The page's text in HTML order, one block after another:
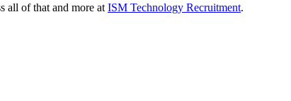
all of that and more at ISM Technology Recruitment.